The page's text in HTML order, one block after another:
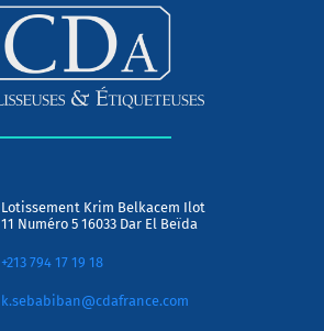
Lotissement Krim Belkacem Ilot
11 Numéro 5 16033 Dar El Beïda
+213 794 17 19 18
k.sebabiban@cdafrance.com